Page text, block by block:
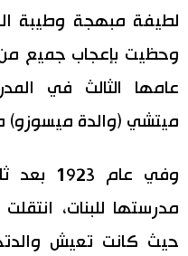
لطيفة مبهجة وطيبة
وحظيت بإعجاب جميع
عامها الثالث في
ميتشي (والدة ميسوزو)
وفي
مدرستها للبنات،
حيث كانت تعيش